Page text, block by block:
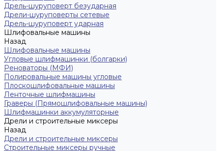
Дрель-шуруповерт безударная
Дрели-шуруповерты сетевые
Дрель-шуруповерт ударная
Шлифовальные машины
Назад
Шлифовальные машины
Угловые шлифмашинки (болгарки)
Реноваторы (МФИ)
Полировальные машины угловые
Плоскошлифовальные машины
Ленточные шлифмашины
Граверы (Прямошлифовальные машины)
Шлифмашинки аккумуляторные
Дрели и строительные миксеры
Назад
Дрели и строительные миксеры
Строительные миксеры ручные